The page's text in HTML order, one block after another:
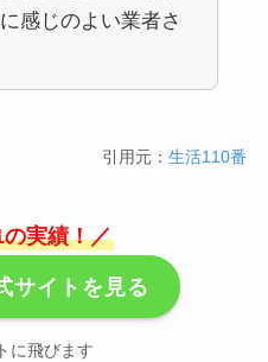
感じのよい業者さ
引用元：生活110番
実績！／
サイトを見る
に飛びます